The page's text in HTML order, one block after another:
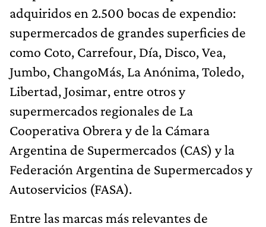
adquiridos en 2.500 bocas de expendio:
supermercados de grandes superficies de
como Coto, Carrefour, Día, Disco, Vea,
Jumbo, ChangoMás, La Anónima, Toledo,
Libertad, Josimar, entre otros y
supermercados regionales de La
Cooperativa Obrera y de la Cámara
Argentina de Supermercados (CAS) y la
Federación Argentina de Supermercados y
Autoservicios (FASA).
Entre las marcas más relevantes de